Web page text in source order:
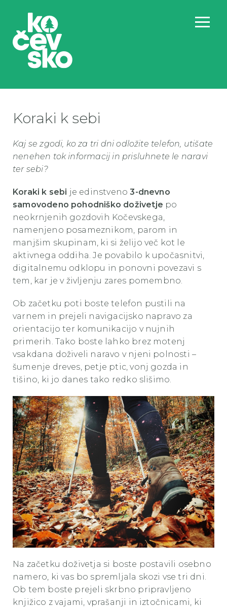
Koraki k sebi
Kaj se zgodi, ko za tri dni odložite telefon, utišate
nenehen tok informacij in prisluhnete le naravi
ter sebi?
Koraki k sebi je edinstveno3-dnevno
samovodeno pohodniško doživetje po
neokrnjenih gozdovih Kočevskega,
namenjeno posameznikom, parom in
manjšim skupinam, ki si želijo več kot le
aktivnega oddiha. Je povabilo k upočasnitvi,
digitalnemu odklopu in ponovni povezavi s
tem, kar je v življenju zares pomembno.
Ob začetku poti boste telefon pustili na
varnem in prejeli navigacijsko napravo za
orientacijo ter komunikacijo v nujnih
primerih. Tako boste lahko brez motenj
vsakdana doživeli naravo v njeni polnosti –
šumenje dreves, petje ptic, vonj gozda in
tišino, ki jo danes tako redko slišimo.
Na začetku doživetja si boste postavili osebno
namero, ki vas bo spremljala skozi vse tri dni.
Ob tem boste prejeli skrbno pripravljeno
knjižico z vajami, vprašanji in iztočnicami, ki